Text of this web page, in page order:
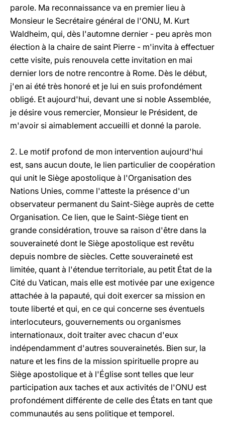
parole. Ma reconnaissance va en premier lieu à
Monsieur le Secrétaire général de l'ONU, M. Kurt
Waldheim, qui, dès l'automne dernier - peu après mon
élection à la chaire de saint Pierre - m'invita à effectuer
cette visite, puis renouvela cette invitation en mai
dernier lors de notre rencontre à Rome. Dès le début,
j'en ai été très honoré et je lui en suis profondément
obligé. Et aujourd'hui, devant une si noble Assemblée,
je désire vous remercier, Monsieur le Président, de
m'avoir si aimablement accueilli et donné la parole.
2. Le motif profond de mon intervention aujourd'hui
est, sans aucun doute, le lien particulier de coopération
qui unit le Siège apostolique à l'Organisation des
Nations Unies, comme l'atteste la présence d'un
observateur permanent du Saint-Siège auprès de cette
Organisation. Ce lien, que le Saint-Siège tient en
grande considération, trouve sa raison d'être dans la
souveraineté dont le Siège apostolique est revêtu
depuis nombre de siècles. Cette souveraineté est
limitée, quant à l'étendue territoriale, au petit État de la
Cité du Vatican, mais elle est motivée par une exigence
attachée à la papauté, qui doit exercer sa mission en
toute liberté et qui, en ce qui concerne ses éventuels
interlocuteurs, gouvernements ou organismes
internationaux, doit traiter avec chacun d'eux
indépendamment d'autres souverainetés. Bien sur, la
nature et les fins de la mission spirituelle propre au
Siège apostolique et à l'Église sont telles que leur
participation aux taches et aux activités de l'ONU est
profondément différente de celle des États en tant que
communautés au sens politique et temporel.